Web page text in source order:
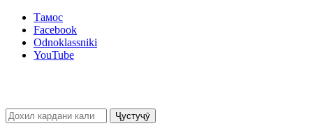
Тамос
Facebook
Odnoklassniki
YouTube
Ҷустуҷӯ